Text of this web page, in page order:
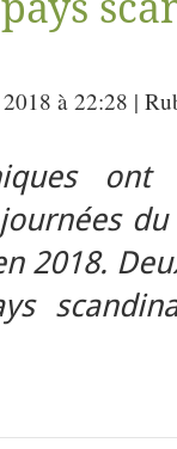
à 22:28 |
2018.